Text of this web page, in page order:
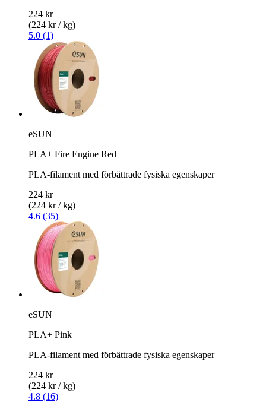
224 kr
(224 kr / kg)
5.0 (1)
eSUN
PLA+ Fire Engine Red
PLA-filament med förbättrade fysiska egenskaper
224 kr
(224 kr / kg)
4.6 (35)
eSUN
PLA+ Pink
PLA-filament med förbättrade fysiska egenskaper
224 kr
(224 kr / kg)
4.8 (16)